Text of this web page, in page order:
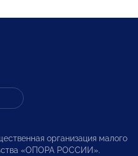
организация малого
«ОПОРА РОССИИ».